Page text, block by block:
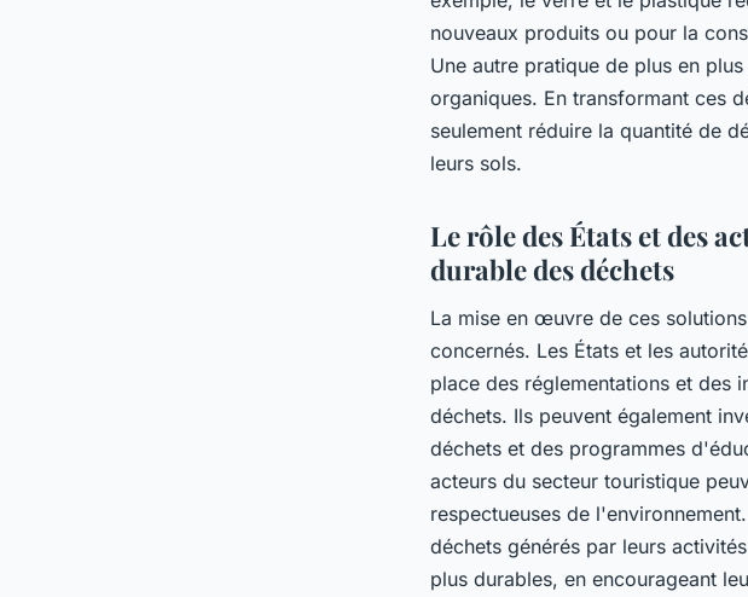
nouveaux produits ou pour la
Une autre pratique de plus en
organiques. En transformant ces
seulement réduire la quantité de
leurs sols.
Le rôle des États et des
durable des déchets
La mise en œuvre de ces
concernés. Les États et les
place des réglementations et des
déchets. Ils peuvent également
déchets et des programmes
acteurs du secteur touristique
respectueuses de
déchets générés par leurs
plus durables, en encourageant